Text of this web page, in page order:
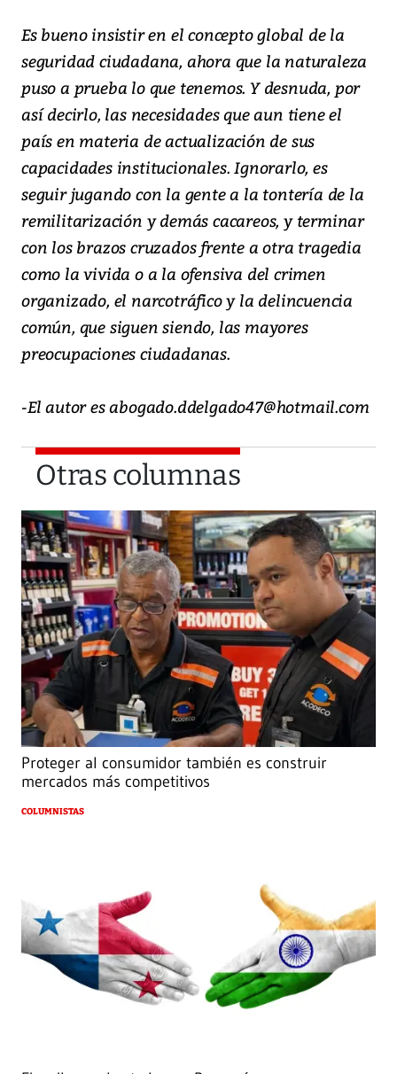
Es bueno insistir en el concepto global de la
seguridad ciudadana, ahora que la naturaleza
puso a prueba lo que tenemos. Y desnuda, por
así decirlo, las necesidades que aun tiene el
país en materia de actualización de sus
capacidades institucionales. Ignorarlo, es
seguir jugando con la gente a la tontería de la
remilitarización y demás cacareos, y terminar
con los brazos cruzados frente a otra tragedia
como la vivida o a la ofensiva del crimen
organizado, el narcotráfico y la delincuencia
común, que siguen siendo, las mayores
preocupaciones ciudadanas.
-El autor es abogado.ddelgado47@hotmail.com
Otras columnas
Proteger al consumidor también es construir
mercados más competitivos
COLUMNISTAS